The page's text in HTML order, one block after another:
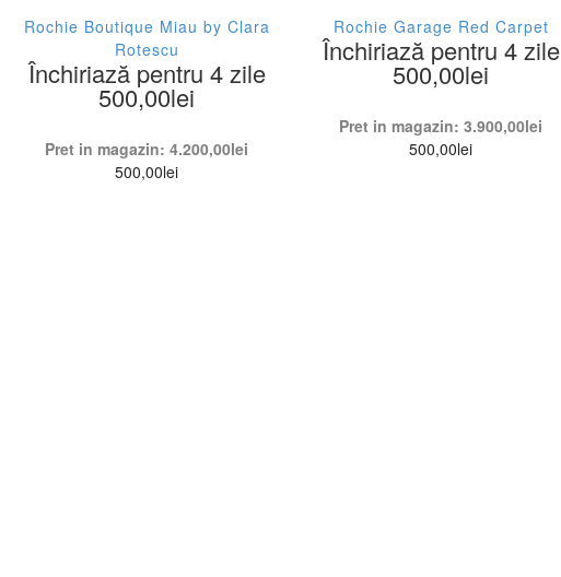
Rochie Boutique Miau by Clara
Rotescu
Închiriază pentru 4 zile
500,00lei
Pret in magazin:4.200,00lei
500,00lei
Rochie Garage Red Carpet
Închiriază pentru 4 zile
500,00lei
Pret in magazin:3.900,00lei
500,00lei